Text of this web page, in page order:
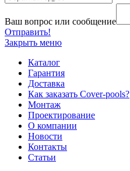
Ваш вопрос или сообщение
Отправить!
Закрыть меню
Каталог
Гарантия
Доставка
Как заказать Cover-pools?
Монтаж
Проектирование
О компании
Новости
Контакты
Статьи